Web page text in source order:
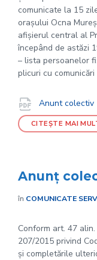
comunicate la 15
orașului Ocna
afișierul central al
începând de astăzi
– lista persoanelor
plicuri cu
Documente
Anunt colectiv
CITEȘTE MAI
Anunț
în COMUNICATE
Conform art. 47
207/2015 privind
și completările